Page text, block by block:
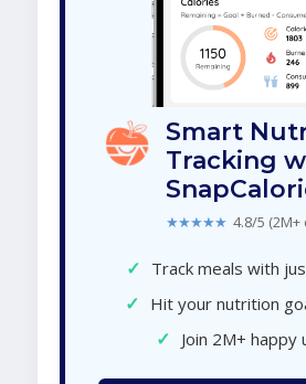
Smart
Tracking
★★★★★ 4.8/5
✓ Track meals with
✓ Hit your nutrition
✓ Join 2M+ happy